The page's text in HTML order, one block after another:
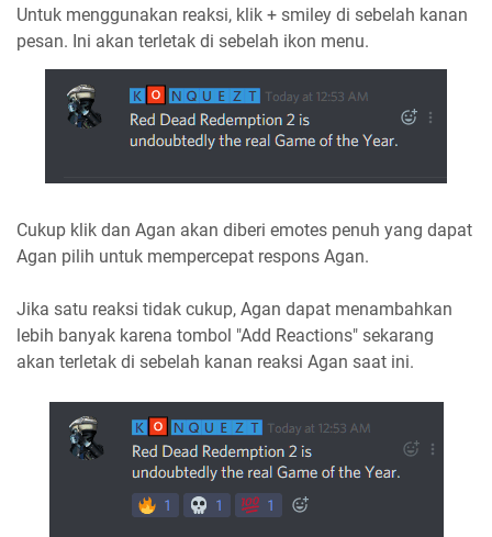
Untuk menggunakan reaksi, klik + smiley di sebelah kanan
pesan. Ini akan terletak di sebelah ikon menu.
Cukup klik dan Agan akan diberi emotes penuh yang dapat
Agan pilih untuk mempercepat respons Agan.
Jika satu reaksi tidak cukup, Agan dapat menambahkan
lebih banyak karena tombol "Add Reactions" sekarang
akan terletak di sebelah kanan reaksi Agan saat ini.